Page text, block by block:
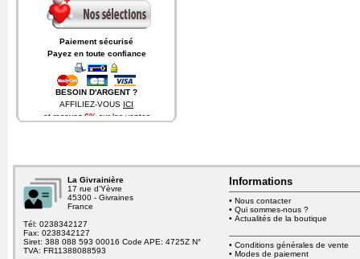
BESOIN D'ARGENT ?
provenant de votre site.
Paiement sécurisé
Payez en toute confiance
La Givrainière
17 rue d’Yèvre
45300 - Givraines
France
Tél: 0238342127
Fax: 0238342127
Siret: 388 088 593 00016 Code APE: 4725Z N°
TVA: FR11388088593
Informations
• Nous contacter
• Qui sommes-nous ?
• Actualités de la boutique
• Conditions générales de vente
• Modes de paiement